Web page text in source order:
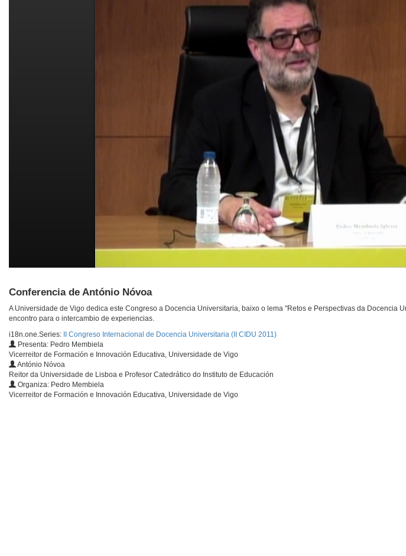
Conferencia de António Nóvoa
A Universidade de Vigo dedica este Congreso a Docencia Universitaria, baixo o lema "Retos e Perspectivas da Docencia
encontro para o intercambio de experiencias.
i18n.one.Series:
II Congreso Internacional de Docencia Universitaria (II CIDU 2011)
Presenta: Pedro Membiela
Vicerreitor de Formación e Innovación Educativa, Universidade de Vigo
António Nóvoa
Reitor da Universidade de Lisboa e Profesor Catedrático do Instituto de Educación
Organiza: Pedro Membiela
Vicerreitor de Formación e Innovación Educativa, Universidade de Vigo